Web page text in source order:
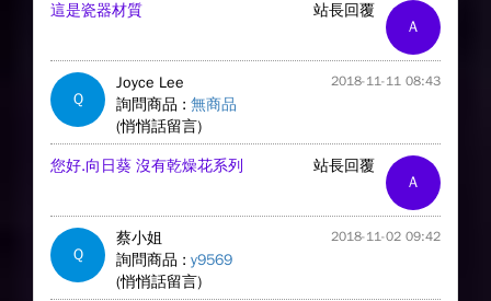
A
站長回覆
這是瓷器材質
Q
Joyce Lee 2018-11-11 08:43
詢問商品 : 無商品
(悄悄話留言)
A
站長回覆
您好.向日葵 沒有乾燥花系列
Q
蔡小姐 2018-11-02 09:42
詢問商品 : y9569
(悄悄話留言)